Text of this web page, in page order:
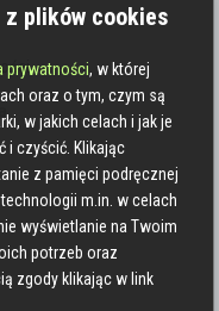
plików cookies
prywatności, w której
oraz o tym, czym są
w jakich celach i jak je
i czyścić. Klikając
z pamięci podręcznej
m.in. w celach
wyświetlanie na Twoim
potrzeb oraz
zgody klikając w link